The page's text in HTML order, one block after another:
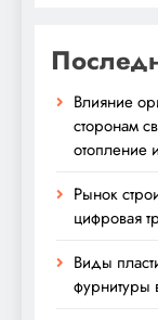
Влияние
сторонам
отопление
Рынок
цифровая
Виды
фурнитуры